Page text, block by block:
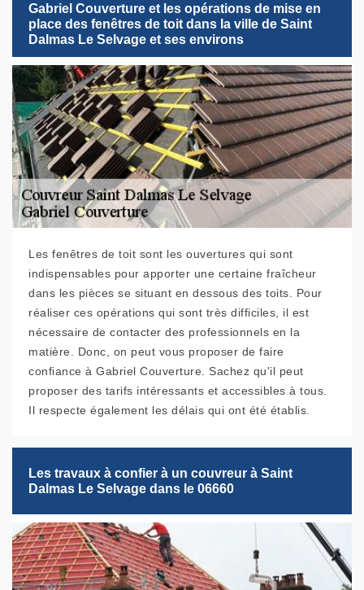
Gabriel Couverture et les opérations de mise en
place des fenêtres de toit dans la ville de Saint
Dalmas Le Selvage et ses environs
Les fenêtres de toit sont les ouvertures qui sont
indispensables pour apporter une certaine fraîcheur
dans les pièces se situant en dessous des toits. Pour
réaliser ces opérations qui sont très difficiles, il est
nécessaire de contacter des professionnels en la
matière. Donc, on peut vous proposer de faire
confiance à Gabriel Couverture. Sachez qu'il peut
proposer des tarifs intéressants et accessibles à tous.
Il respecte également les délais qui ont été établis.
Les travaux à confier à un couvreur à Saint
Dalmas Le Selvage dans le 06660